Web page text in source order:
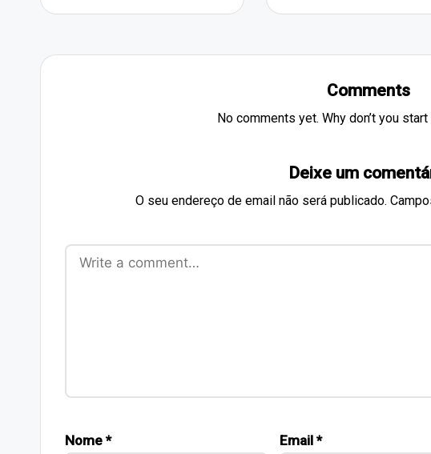
Comments
No comments yet. Why don’t you
Deixe um
O seu endereço de email não será publicado.
Nome * Email *